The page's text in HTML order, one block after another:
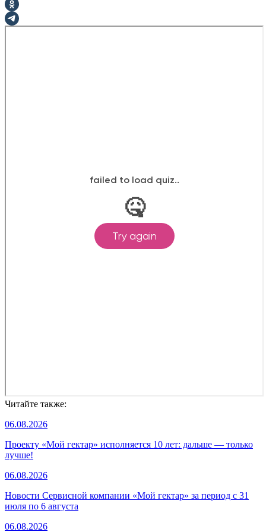
Читайте также:
06.08.2026
Проекту «Мой гектар» исполняется 10 лет: дальше — только
лучше!
06.08.2026
Новости Сервисной компании «Мой гектар» за период с 31
июля по 6 августа
06.08.2026